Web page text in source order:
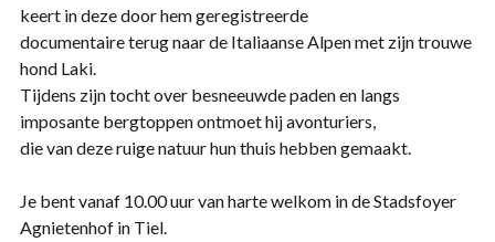
keert in deze door hem geregistreerde
documentaire terug naar de Italiaanse Alpen met zijn trouwe
hond Laki.
Tijdens zijn tocht over besneeuwde paden en langs
imposante bergtoppen ontmoet hij avonturiers,
die van deze ruige natuur hun thuis hebben gemaakt.
Je bent vanaf 10.00 uur van harte welkom in de Stadsfoyer
Agnietenhof in Tiel.